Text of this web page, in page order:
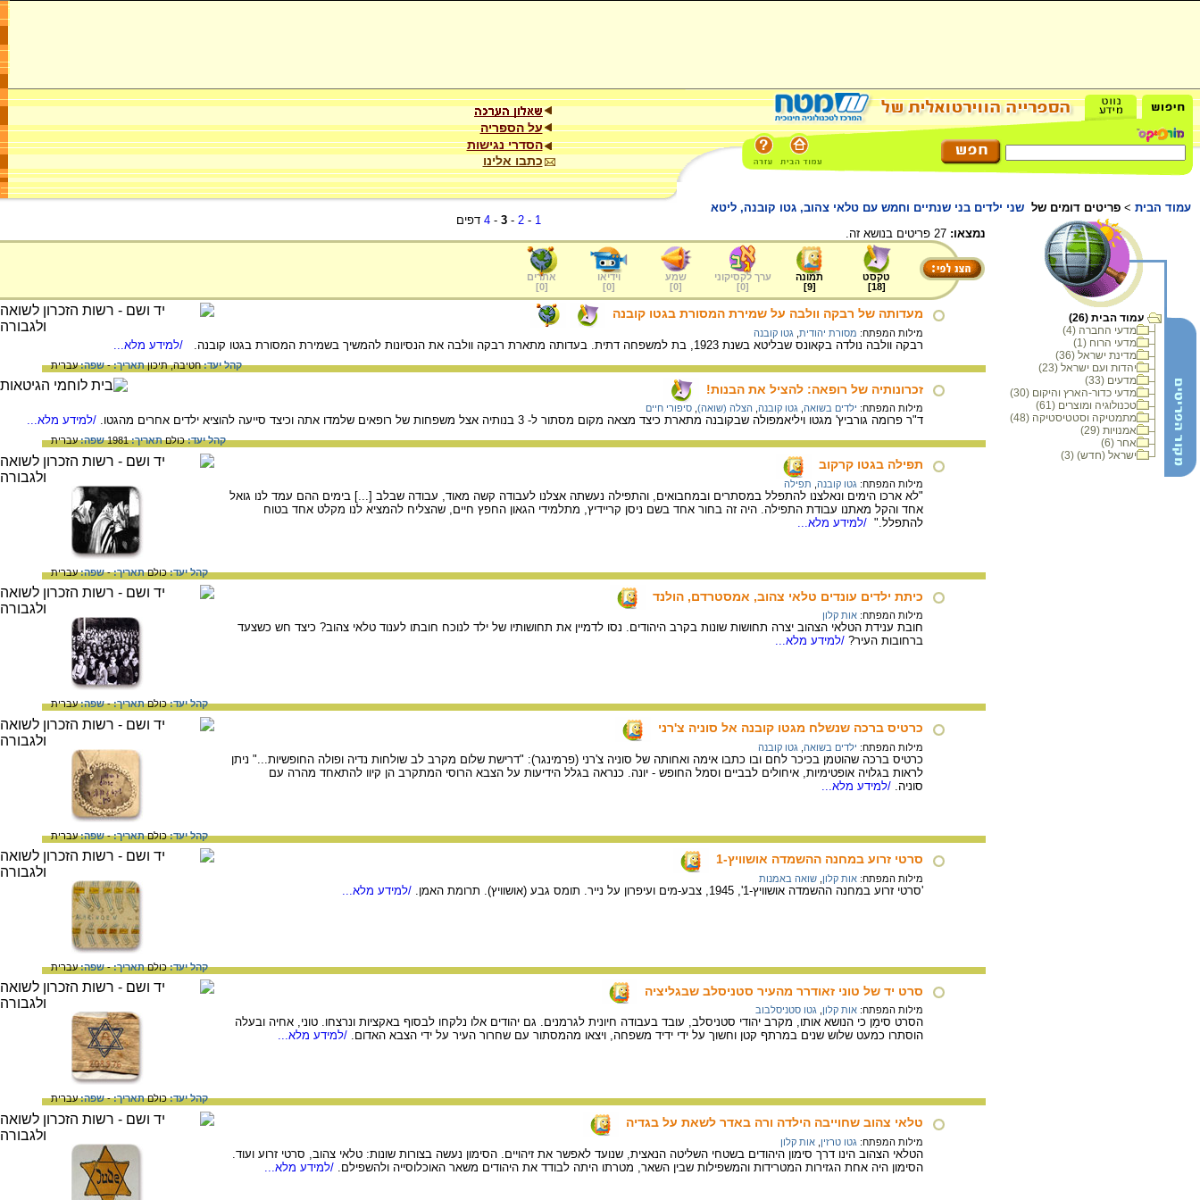
על הספריה
הסדרי נגישות
כתבו אלינו
עמוד הבית > פריטים דומים של שני ילדים בני שנתיים וחמש עם טלאי צהוב, גטו קובנה, ליטא
עמוד הבית (26)
מדעי החברה (4)
מדעי הרוח (1)
מדינת ישראל (36)
יהדות ועם ישראל (23)
מדעים (33)
מדעי כדור-הארץ והיקום (30)
טכנולוגיה ומוצרים (61)
מתמטיקה וסטטיסטיקה (48)
אמנויות (29)
אחר (6)
ישראל (חדש) (3)
1
-
2
-
3
-
4 דפים
נמצאו:
טקסט
[
18
]
תמונה
[
9
]
ערך לקסיקוני
[
0
]
שמע
[
0
]
וידיאו
[
0
]
אתרים
[
0
]
מעדותה של רבקה וולבה על שמירת המסורת בגטו קובנה
מילות המפתח: מסורת יהודית גטו קובנה
רבקה וולבה נולדה בקאונס שבליטא בשנת 1923, בת למשפחה דתית. בעדותה מתארת רבקה וולבה את הנסיונות להמשיך בשמירת המסורת בגטו קובנה. /למידע מלא...
קהל יעד:חטיבה,תיכוןתאריך:-שפה:עברית
זכרונותיה של רופאה: להציל את הבנות!
מילות המפתח: ילדים בשואה גטו קובנה הצלה (שואה) סיפורי חיים
ד"ר פרומה גורביץ' מגטו ויליאמפולה שבקובנה מתארת כיצד מצאה מקום מסתור ל- 3 בנותיה אצל משפחות של רופאים שלמדו אתה וכיצד סייעה להוציא ילדים אחרים מהגטו. /למידע מלא...
קהל יעד:כולםתאריך:1981 שפה:עברית
תפילה בגטו קרקוב
מילות המפתח: גטו קובנה תפילה
"לא ארכו הימים ונאלצנו להתפלל במסתרים ובמחבואים, והתפילה נעשתה אצלנו לעבודה קשה מאוד, עבודה שבלב [...] בימים ההם עמד לנו גואל
אחד והקל מאתנו עבודת התפילה. היה זה בחור אחד בשם ניסן קריידיץ, מתלמידי הגאון החפץ חיים, שהצליח להמציא לנו מקלט אחד בטוח
להתפלל." /למידע מלא...
קהל יעד:כולםתאריך:-שפה:עברית
כיתת ילדים עונדים טלאי צהוב, אמסטרדם, הולנד
מילות המפתח: אות קלון
חובת ענידת הטלאי הצהוב יצרה תחושות שונות בקרב היהודים. נסו לדמיין את תחושותיו של ילד לנוכח חובתו לענוד טלאי צהוב? כיצד חש כשצעד
ברחובות העיר? /למידע מלא...
קהל יעד:כולםתאריך:-שפה:עברית
כרטיס ברכה שנשלח מגטו קובנה אל סוניה צ'רני
מילות המפתח: ילדים בשואה גטו קובנה
כרטיס ברכה שהוטמן בכיכר לחם ובו כתבו אימה ואחותה של סוניה צ'רני (פרמינגר): "דרישת שלום מקרב לב שולחות נדיה ופולה החופשיות..." ניתן
לראות בגלויה אופטימיות, איחולים לבביים וסמל החופש - יונה. כנראה בגלל הידיעות על הצבא הרוסי המתקרב הן קיוו להתאחד מהרה עם
סוניה. /למידע מלא...
קהל יעד:כולםתאריך:-שפה:עברית
סרטי זרוע במחנה ההשמדה אושוויץ-1
מילות המפתח: אות קלון שואה באמנות
'סרטי זרוע במחנה ההשמדה אושוויץ-1', 1945, צבע-מים ועיפרון על נייר. תומס גבע (אושוויץ). תרומת האמן. /למידע מלא...
קהל יעד:כולםתאריך:-שפה:עברית
סרט יד של טוני זאודרר מהעיר סטניסלב שבגליציה
מילות המפתח: אות קלון גטו סטניסלבוב
הסרט סימֵן כי הנושא אותו, מקרב יהודי סטניסלב, עובד בעבודה חיונית לגרמנים. גם יהודים אלו נלקחו לבסוף באקציות ונרצחו. טוני, אחיה ובעלה
הוסתרו כמעט שלוש שנים במרתף קטן וחשוך על ידי ידיד משפחה, ויצאו מהמסתור עם שחרור העיר על ידי הצבא האדום. /למידע מלא...
קהל יעד:כולםתאריך:-שפה:עברית
טלאי צהוב שחוייבה הילדה ורה באדר לשאת על בגדיה
מילות המפתח: גטו טרזין אות קלון
הטלאי הצהוב הינו דרך סימון היהודים בשטחי השליטה הנאצית, שנועד לאפשר את זיהויים. הסימון נעשה בצורות שונות: טלאי צהוב, סרטי זרוע ועוד.
הסימון היה אחת הגזירות המטרידות והמשפילות שבין השאר, מטרתו היתה לבודד את היהודים משאר האוכלוסייה ולהשפילם. /למידע מלא...